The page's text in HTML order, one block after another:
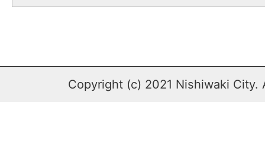
Copyright (c) 2021 Nishiwaki City.